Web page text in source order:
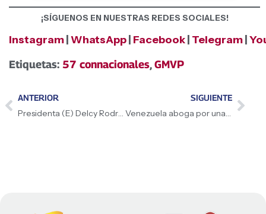
¡SÍGUENOS EN NUESTRAS REDES SOCIALES!
Instagram WhatsApp Facebook Telegram
Etiquetas: 57 connacionales,GMVP
ANTERIOR SIGUIENTE